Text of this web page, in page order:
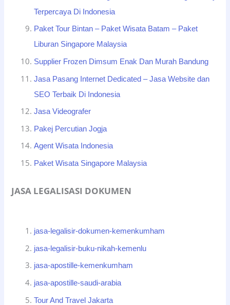
Terpercaya Di Indonesia
Paket Tour Bintan – Paket Wisata Batam – Paket
Liburan Singapore Malaysia
Supplier Frozen Dimsum Enak Dan Murah Bandung
Jasa Pasang Internet Dedicated – Jasa Website dan
SEO Terbaik Di Indonesia
Jasa Videografer
Pakej Percutian Jogja
Agent Wisata Indonesia
Paket Wisata Singapore Malaysia
JASA LEGALISASI DOKUMEN
jasa-legalisir-dokumen-kemenkumham
jasa-legalisir-buku-nikah-kemenlu
jasa-apostille-kemenkumham
jasa-apostille-saudi-arabia
Tour And Travel Jakarta